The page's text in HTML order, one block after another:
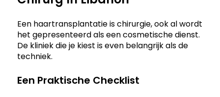
Een haartransplantatie is chirurgie, ook al wordt
het gepresenteerd als een cosmetische dienst.
De kliniek die je kiest is even belangrijk als de
techniek.
Een Praktische Checklist